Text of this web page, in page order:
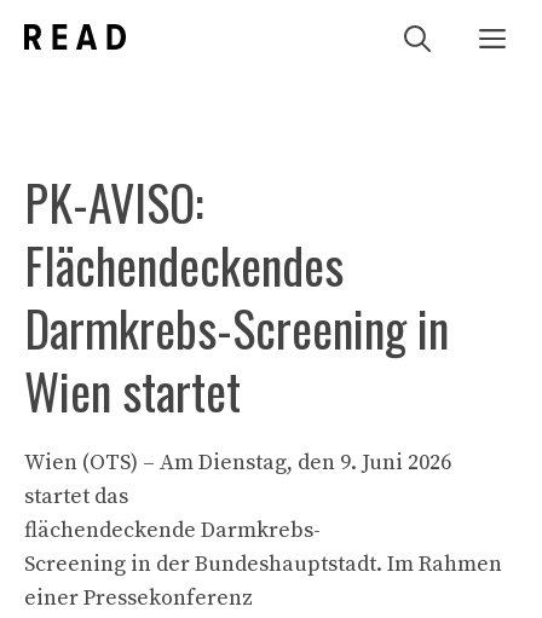
Inhalt
PK-AVISO:
Flächendeckendes
Darmkrebs-Screening in
Wien startet
Wien (OTS) – Am Dienstag, den 9. Juni 2026
startet das
flächendeckende Darmkrebs-
Screening in der Bundeshauptstadt. Im Rahmen
einer Pressekonferenz